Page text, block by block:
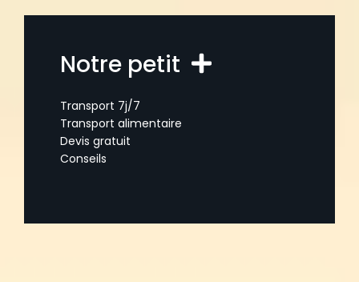
Notre petit
Transport 7j/7
Transport alimentaire
Devis gratuit
Conseils